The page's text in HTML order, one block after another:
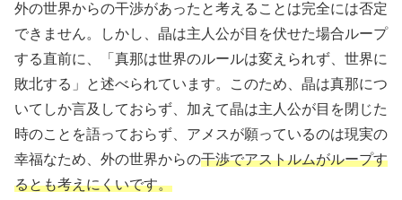
外の世界からの干渉があったと考えることは完全には否定
できません。しかし、晶は主人公が目を伏せた場合ループ
する直前に、「真那は世界のルールは変えられず、世界に
敗北する」と述べられています。このため、晶は真那につ
いてしか言及しておらず、加えて晶は主人公が目を閉じた
時のことを語っておらず、アメスが願っているのは現実の
幸福なため、外の世界からの干渉でアストルムがループす
るとも考えにくいです。